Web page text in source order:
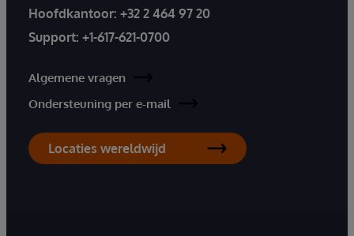
Hoofdkantoor: +32 2 464 97 20
Support: +1-617-621-0700
Algemene vragen
Ondersteuning per e-mail
Locaties wereldwijd